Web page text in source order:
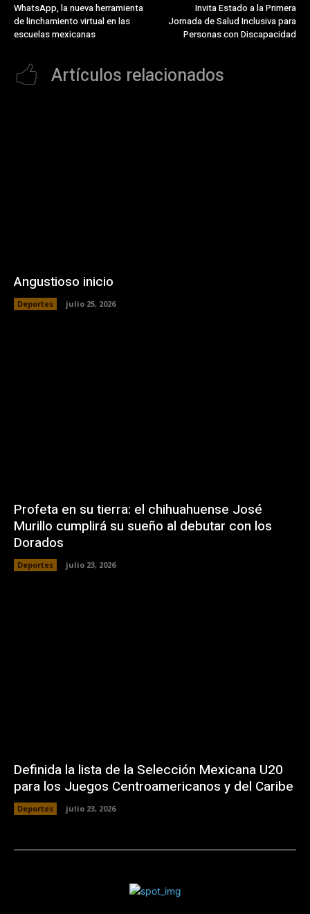
WhatsApp, la nueva herramienta
de linchamiento virtual en las
escuelas mexicanas
Invita Estado a la Primera
Jornada de Salud Inclusiva para
Personas con Discapacidad
Artículos relacionados
Angustioso inicio
Deportes julio 25, 2026
Profeta en su tierra: el chihuahuense José
Murillo cumplirá su sueño al debutar con los
Dorados
Deportes julio 23, 2026
Definida la lista de la Selección Mexicana U20
para los Juegos Centroamericanos y del Caribe
Deportes julio 23, 2026